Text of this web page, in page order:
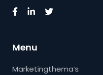
Menu
Marketingthema’s